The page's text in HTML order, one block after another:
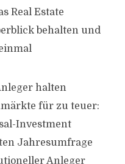
Real Estate
behalten und
halten
für zu teuer:
Investment
Jahresumfrage
Anleger